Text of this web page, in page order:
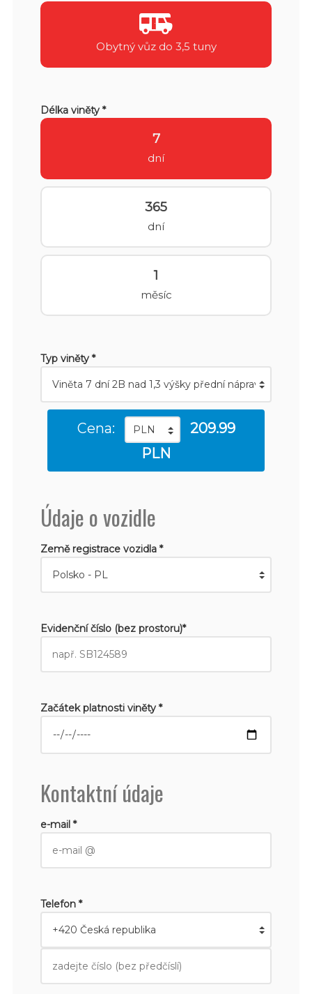
Obytný vůz do 3,5 tuny
Délka viněty *
7
dní
365
dní
1
měsíc
Typ viněty *
Cena:
209.99
PLN
Údaje o vozidle
Země registrace vozidla *
Evidenční číslo (bez prostoru)*
Začátek platnosti viněty *
Kontaktní údaje
e-mail *
Telefon *